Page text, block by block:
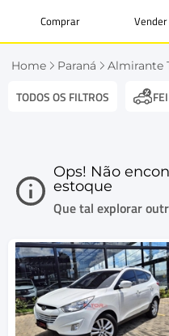
Comprar Vender
Home Paraná Almirante
TODOS OS FILTROS
Ops! Não
estoque
Que tal explorar